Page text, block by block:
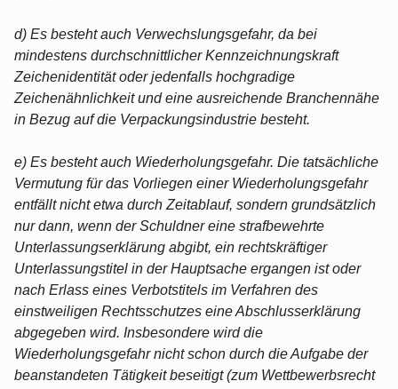
d) Es besteht auch Verwechslungsgefahr, da bei
mindestens durchschnittlicher Kennzeichnungskraft
Zeichenidentität oder jedenfalls hochgradige
Zeichenähnlichkeit und eine ausreichende Branchennähe
in Bezug auf die Verpackungsindustrie besteht.
e) Es besteht auch Wiederholungsgefahr. Die tatsächliche
Vermutung für das Vorliegen einer Wiederholungsgefahr
entfällt nicht etwa durch Zeitablauf, sondern grundsätzlich
nur dann, wenn der Schuldner eine strafbewehrte
Unterlassungserklärung abgibt, ein rechtskräftiger
Unterlassungstitel in der Hauptsache ergangen ist oder
nach Erlass eines Verbotstitels im Verfahren des
einstweiligen Rechtsschutzes eine Abschlusserklärung
abgegeben wird. Insbesondere wird die
Wiederholungsgefahr nicht schon durch die Aufgabe der
beanstandeten Tätigkeit beseitigt (zum Wettbewerbsrecht